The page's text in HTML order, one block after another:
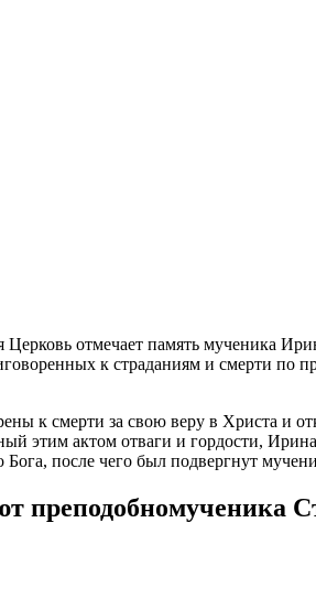
Церковь отмечает память мученика
к страданиям и смерти по
к смерти за свою веру в Христа и
этим актом отваги и гордости,
после чего был подвергнут
преподобномученика